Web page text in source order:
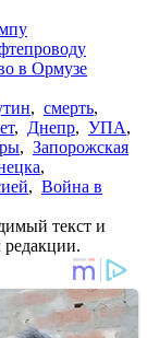
в Ормузе
, смерть,
, Днепр, УПА,
, Запорожская
,
, Война в
текст и